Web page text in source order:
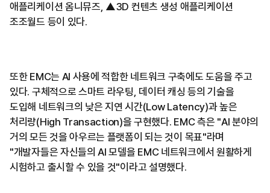
애플리케이션 옴니뮤즈, ▲3D 컨텐츠 생성 애플리케이션
조조월드 등이 있다.
또한 EMC는 AI 사용에 적합한 네트워크 구축에도 도움을 주고
있다. 구체적으로 스마트 라우팅, 데이터 캐싱 등의 기술을
도입해 네트워크의 낮은 지연 시간(Low Latency)과 높은
처리량(High Transaction)을 구현했다. EMC 측은 "AI 분야의
거의 모든 것을 아우르는 플랫폼이 되는 것이 목표"라며
"개발자들은 자신들의 AI 모델을 EMC 네트워크에서 원활하게
시험하고 출시할 수 있을 것"이라고 설명했다.